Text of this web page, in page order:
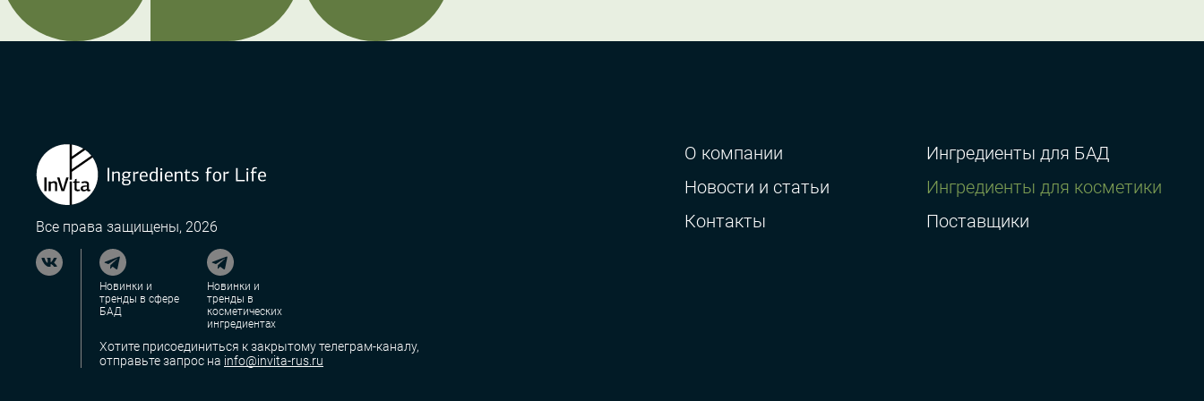
Новинки и
тренды в сфере
БАД
Новинки и
тренды в
косметических
ингредиентах
Хотите присоединиться к закрытому телеграм-каналу,
отправьте запрос на info@invita-rus.ru
О компании
Новости и статьи
Контакты
Ингредиенты для БАД
Ингредиенты для косметики
Поставщики
Все права защищены, 2026